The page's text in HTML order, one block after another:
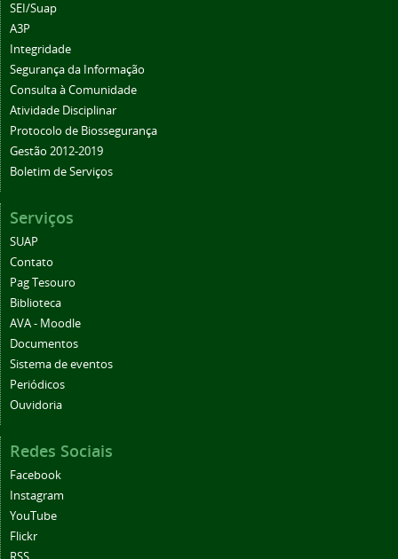
SEI/Suap
A3P
Integridade
Segurança da Informação
Consulta à Comunidade
Atividade Disciplinar
Protocolo de Biossegurança
Gestão 2012-2019
Boletim de Serviços
Serviços
SUAP
Contato
Pag Tesouro
Biblioteca
AVA - Moodle
Documentos
Sistema de eventos
Periódicos
Ouvidoria
Redes Sociais
Facebook
Instagram
YouTube
Flickr